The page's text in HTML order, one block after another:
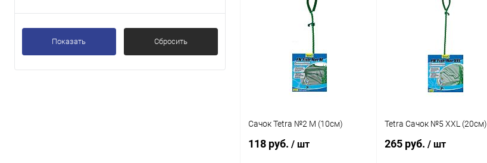
Показать Сбросить
Сачок Tetra №2 M (10см)
118 руб. / шт
Tetra Сачок №5 XXL (20см)
265 руб. / шт